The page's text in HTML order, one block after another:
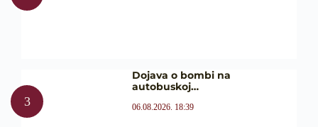
Dojava o bombi na
autobuskoj…
06.08.2026. 18:39